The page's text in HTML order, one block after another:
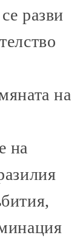
разви
на
на